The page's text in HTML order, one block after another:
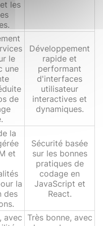
les
le
une
de
Développement
rapide et
performant
d'interfaces
utilisateur
interactives et
dynamiques.
la
et
la
des
Sécurité basée
sur les bonnes
pratiques de
codage en
JavaScript et
React.
avec
Très bonne, avec